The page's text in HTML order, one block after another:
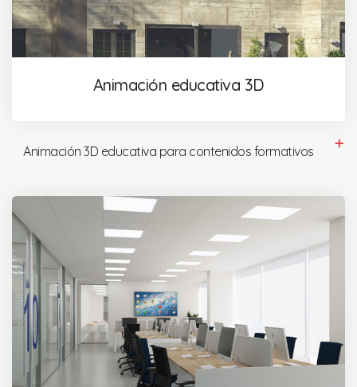
Animación educativa 3D
Animación 3D educativa para contenidos formativos